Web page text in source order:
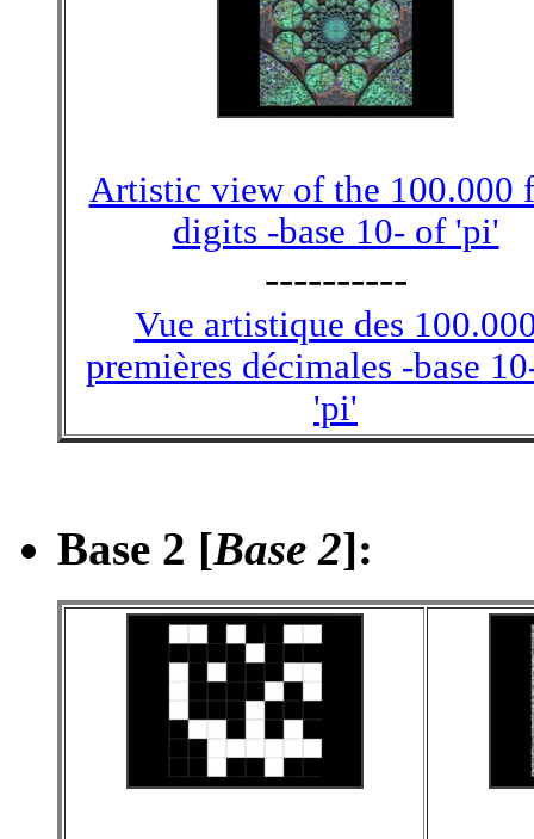
Artistic view of the 100.000
digits -base 10- of 'pi'
----------
Vue artistique des
premières décimales -base
'pi'
Base 2 [Base 2]: